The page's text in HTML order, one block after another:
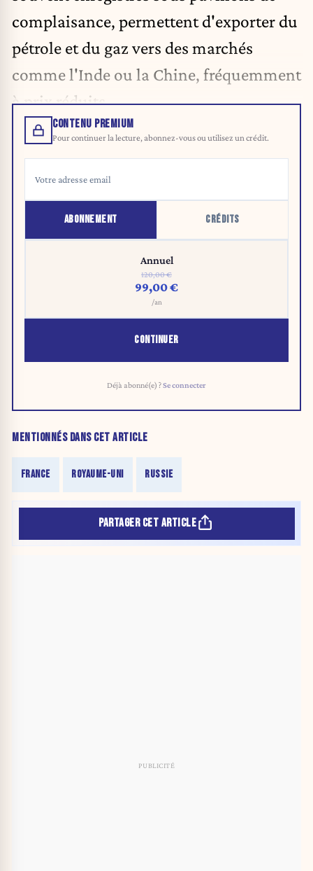
complaisance, permettent d'exporter du
pétrole et du gaz vers des marchés
comme l'Inde ou la Chine, fréquemment
à prix réduits.
CONTENU PREMIUM
Pour continuer la lecture, abonnez-vous ou utilisez un crédit.
ABONNEMENT CRÉDITS
Annuel
120,00 €
99,00 €
/an
CONTINUER
Déjà abonné(e) ?Se connecter
MENTIONNÉS DANS CET ARTICLE
FRANCE ROYAUME-UNI RUSSIE
PARTAGER CET ARTICLE